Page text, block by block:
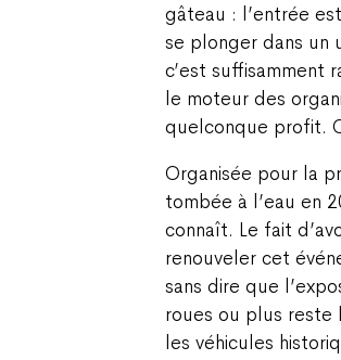
gâteau : l’entrée
se plonger dans un
c’est suffisamment
le moteur des
quelconque profit.
Organisée pour la
tombée à l’eau en
connaît. Le fait
renouveler cet
sans dire que
roues ou plus reste
les véhicules